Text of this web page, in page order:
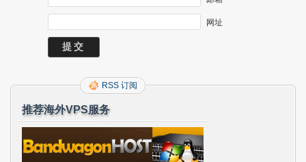
网址
RSS 订阅
推荐海外VPS服务